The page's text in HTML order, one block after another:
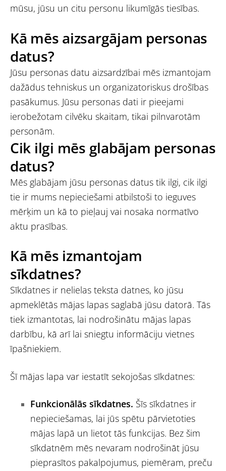
mūsu, jūsu un citu personu likumīgās tiesības.
Kā mēs aizsargājam personas
datus?
Jūsu personas datu aizsardzībai mēs izmantojam
dažādus tehniskus un organizatoriskus drošības
pasākumus. Jūsu personas dati ir pieejami
ierobežotam cilvēku skaitam, tikai pilnvarotām
personām.
Cik ilgi mēs glabājam personas
datus?
Mēs glabājam jūsu personas datus tik ilgi, cik ilgi
tie ir mums nepieciešami atbilstoši to ieguves
mērķim un kā to pieļauj vai nosaka normatīvo
aktu prasības.
Kā mēs izmantojam
sīkdatnes?
Sīkdatnes ir nelielas teksta datnes, ko jūsu
apmeklētās mājas lapas saglabā jūsu datorā. Tās
tiek izmantotas, lai nodrošinātu mājas lapas
darbību, kā arī lai sniegtu informāciju vietnes
īpašniekiem.
Šī mājas lapa var iestatīt sekojošas sīkdatnes:
Funkcionālās sīkdatnes. Šīs sīkdatnes ir
nepieciešamas, lai jūs spētu pārvietoties
mājas lapā un lietot tās funkcijas. Bez šim
sīkdatnēm mēs nevaram nodrošināt jūsu
pieprasītos pakalpojumus, piemēram, preču